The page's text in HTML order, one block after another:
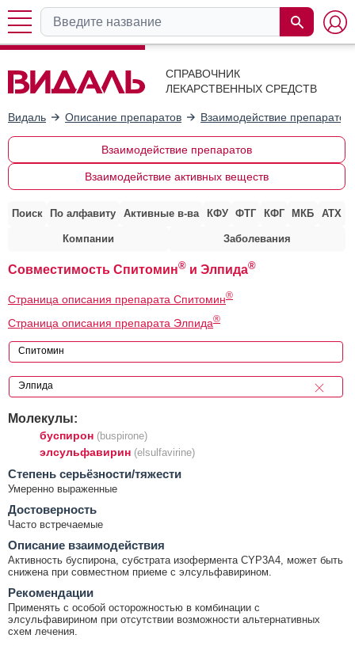
СПРАВОЧНИК
ЛЕКАРСТВЕННЫХ СРЕДСТВ
Видаль Описание препаратов Взаимодействие препаратов
Взаимодействие препаратов
Взаимодействие активных веществ
Поиск По алфавиту Активные в-ва КФУ ФТГ КФГ МКБ АТХ
Компании Заболевания
Совместимость Спитомин® и Элпида®
Страница описания препарата Спитомин®
Страница описания препарата Элпида®
Молекулы:
буспирон (buspirone)
элсульфавирин (elsulfavirine)
Cтепень серьёзности/тяжести
Умеренно выраженные
Достоверность
Часто встречаемые
Описание взаимодействия
Активность буспирона, субстрата изофермента CYP3A4, может быть
снижена при совместном приеме с элсульфавирином.
Рекомендации
Применять с особой осторожностью в комбинации с
элсульфавирином при отсутствии возможности альтернативных
схем лечения.